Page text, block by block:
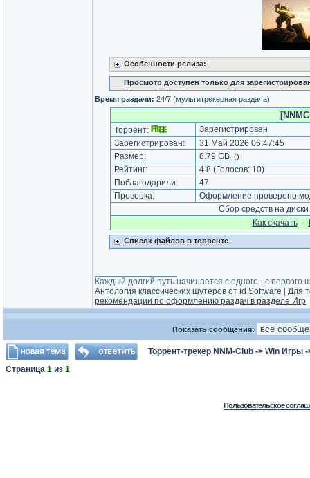
Особенности релиза:
Просмотр доступен только для
Время раздачи: 24/7 (мультитрекерная раздача)
Торрент:
Зарегистрирован
Зарегистрирован:
31 Май 2026 06:47:45
Размер:
8.79 GB ()
Рейтинг: 4.8 (Голосов: 10)
Поблагодарили:
47
Проверка:
Оформление проверено
Сбор средств на
Как cкачать·
Список файлов в торренте
Каждый долгий путь начинается с одного - с первого
Антология классических шутеров от id Software
Для
рекомендации по оформлению раздач в разделе Игр
Показать сообщения:
Торрент-трекер NNM-Club -> Win Игры
Страница 1 из 1
Пользовательское